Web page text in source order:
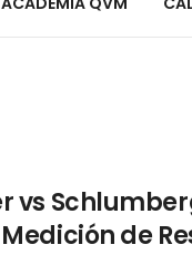
vs
de